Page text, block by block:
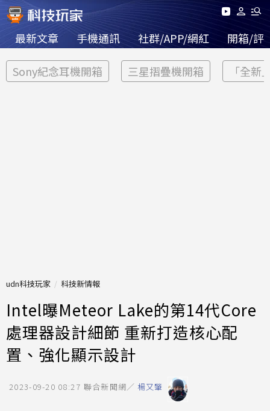
最新文章 手機通訊 社群/APP/網紅 開箱/評
Sony紀念耳機開箱 三星摺疊機開箱 「全新
udn科技玩家 科技新情報
Intel曝Meteor Lake的第14代Core
處理器設計細節 重新打造核心配
置、強化顯示設計
2023-09-20 08:27 聯合新聞網／ 楊又肇